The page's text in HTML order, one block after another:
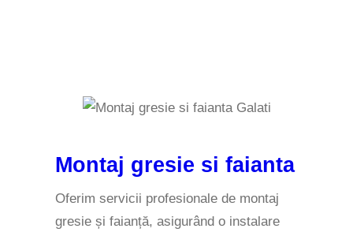
Montaj gresie si faianta
Oferim servicii profesionale de montaj
gresie și faianță, asigurând o instalare